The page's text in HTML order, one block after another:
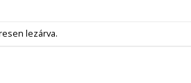
lezárva.